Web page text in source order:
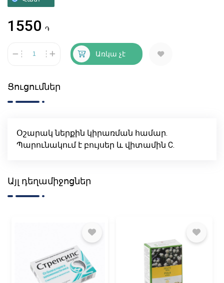
1550 ֏
Առկա չէ
Ցուցումներ
Օշարակ ներքին կիրառման համար.
Պարունակում է բույսեր և վիտամին C.
Այլ դեղամիջոցներ